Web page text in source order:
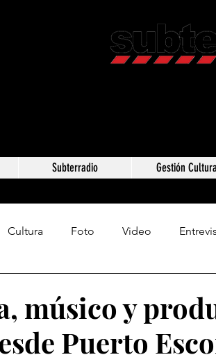
Subterradio Gestión
Cultura Foto Video
músico y
Puerto